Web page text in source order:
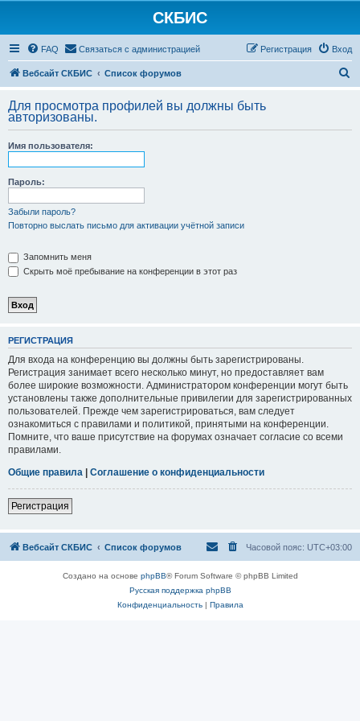
СКБИС
FAQ Связаться с администрацией Вход
Регистрация
Вебсайт СКБИС Список форумов
с
Для просмотра профилей вы должны быть
авторизованы.
Имя пользователя:
Пароль:
Забыли пароль?
Повторно выслать письмо для активации учётной записи
Запомнить меня
Скрыть моё пребывание на конференции в этот раз
РЕГИСТРАЦИЯ
Для входа на конференцию вы должны быть зарегистрированы.
Регистрация занимает всего несколько минут, но предоставляет вам
более широкие возможности. Администратором конференции могут быть
установлены также дополнительные привилегии для зарегистрированных
пользователей. Прежде чем зарегистрироваться, вам следует
ознакомиться с правилами и политикой, принятыми на конференции.
Помните, что ваше присутствие на форумах означает согласие со всеми
правилами.
Общие правила | Соглашение о конфиденциальности
Регистрация
Вебсайт СКБИС Список форумов Часовой пояс: UTC+03:00
Создано на основе phpBB® Forum Software © phpBB Limited
Русская поддержка phpBB
Конфиденциальность| Правила